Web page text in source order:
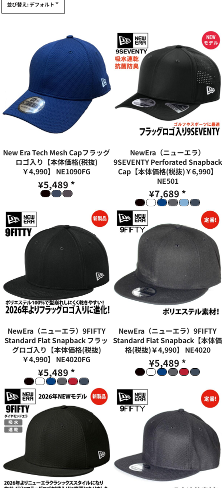
並び替え: デフォルト
New Era Tech Mesh Capフラッグ
ロゴ入り【本体価格(税抜)
￥4,990】
NE1090FG
¥5,489 *
NewEra（ニューエラ）
9SEVENTY Perforated Snapback
Cap【本体価格(税抜)￥6,990】
NE501
¥7,689 *
NewEra（ニューエラ）9FIFTY
Standard Flat Snapback フラッ
グロゴ入り【本体価格(税抜)
￥4,990】
NE4020FG
¥5,489 *
NewEra（ニューエラ）9FIFTY
Standard Flat Snapback【本体価
格(税抜)￥4,990】
NE4020
¥5,489 *